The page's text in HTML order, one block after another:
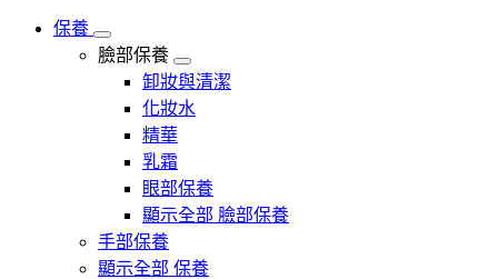
保養
臉部保養
卸妝與清潔
化妝水
精華
乳霜
眼部保養
顯示全部 臉部保養
手部保養
顯示全部 保養